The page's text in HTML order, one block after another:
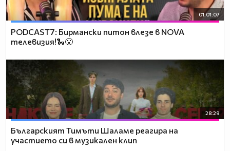
01:01:07
PODCAST7: Бирмански питон влезе в NOVA
телевизия!🐍😮
28:29
Българският Тимъти Шаламе реагира на
участието си в музикален клип